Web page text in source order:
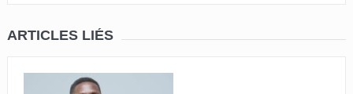
ARTICLES LIÉS